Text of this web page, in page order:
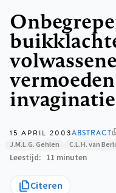
15 APRIL 2003ABSTRACT
J.M.L.G. Gehlen C.L.H. van
Leestijd 11 minuten
Citeren